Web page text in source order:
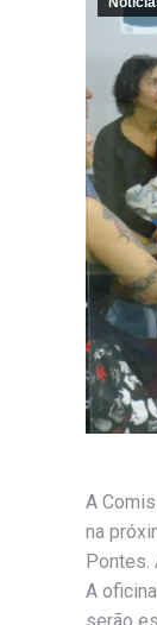
A
na
Pontes.
A
serão